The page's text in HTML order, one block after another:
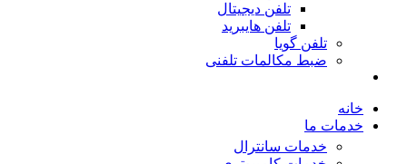
تلفن دیجیتال
تلفن هایبرید
تلفن گویا
ضبط مکالمات تلفنی
خانه
خدمات ما
خدمات سانترال